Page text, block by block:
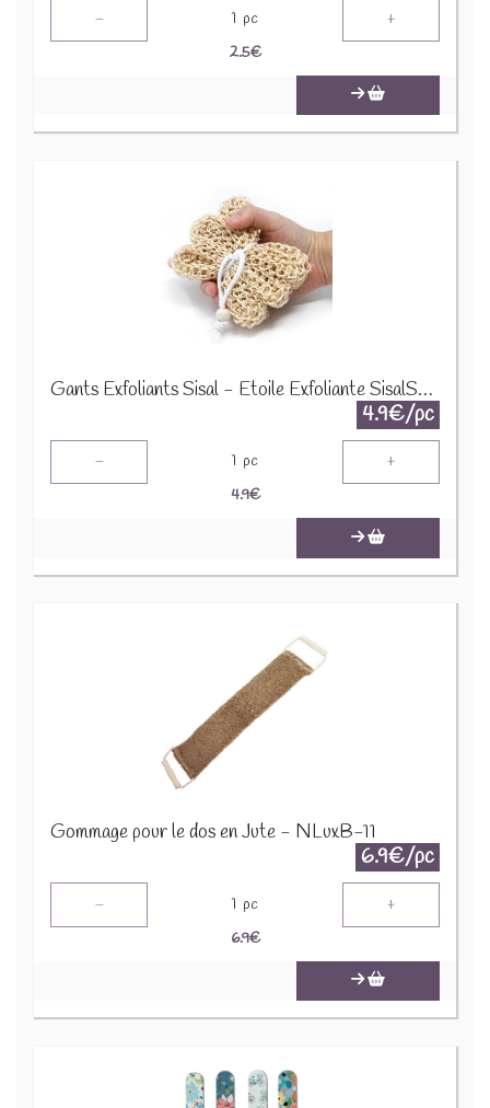
- 1 pc +
2.5€
Gants Exfoliants Sisal - Étoile Exfoliante SisalS-02
4.9€/pc
- 1 pc +
4.9€
Gommage pour le dos en Jute - NLuxB-11
6.9€/pc
- 1 pc +
6.9€